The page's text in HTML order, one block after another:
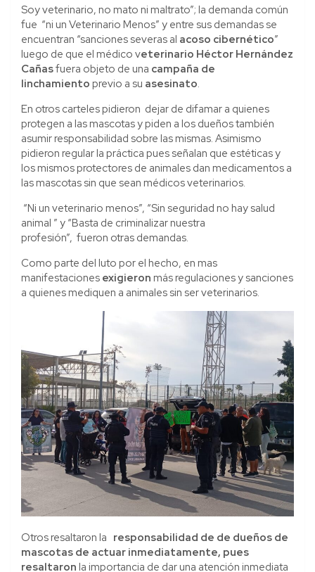
Soy veterinario, no mato ni maltrato”; la demanda común
fue “ni un Veterinario Menos” y entre sus demandas se
encuentran “sanciones severas al acoso cibernético”
luego de que el médico veterinario Héctor Hernández
Cañasfuera objeto de una campaña de
linchamiento previo a su asesinato.
En otros carteles pidieron dejar de difamar a quienes
protegen a las mascotas y piden a los dueños también
asumir responsabilidad sobre las mismas. Asimismo
pidieron regular la práctica pues señalan que estéticas y
los mismos protectores de animales dan medicamentos a
las mascotas sin que sean médicos veterinarios.
“Ni un veterinario menos”, “Sin seguridad no hay salud
animal ” y “Basta de criminalizar nuestra
profesión”, fueron otras demandas.
Como parte del luto por el hecho, en mas
manifestaciones exigieron más regulaciones y sanciones
a quienes mediquen a animales sin ser veterinarios.
Otros resaltaron la responsabilidad de de dueños de
mascotas de actuar inmediatamente, pues
resaltaron la importancia de dar una atención inmediata